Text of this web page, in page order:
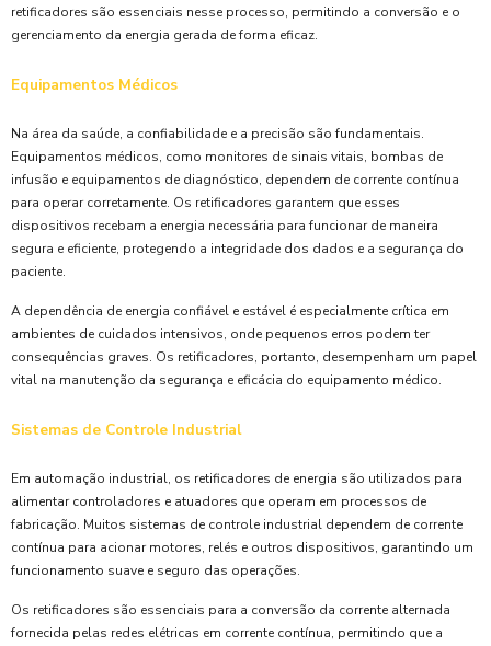
retificadores são essenciais nesse processo, permitindo a conversão e o
gerenciamento da energia gerada de forma eficaz.
Equipamentos Médicos
Na área da saúde, a confiabilidade e a precisão são fundamentais.
Equipamentos médicos, como monitores de sinais vitais, bombas de
infusão e equipamentos de diagnóstico, dependem de corrente contínua
para operar corretamente. Os retificadores garantem que esses
dispositivos recebam a energia necessária para funcionar de maneira
segura e eficiente, protegendo a integridade dos dados e a segurança do
paciente.
A dependência de energia confiável e estável é especialmente crítica em
ambientes de cuidados intensivos, onde pequenos erros podem ter
consequências graves. Os retificadores, portanto, desempenham um papel
vital na manutenção da segurança e eficácia do equipamento médico.
Sistemas de Controle Industrial
Em automação industrial, os retificadores de energia são utilizados para
alimentar controladores e atuadores que operam em processos de
fabricação. Muitos sistemas de controle industrial dependem de corrente
contínua para acionar motores, relés e outros dispositivos, garantindo um
funcionamento suave e seguro das operações.
Os retificadores são essenciais para a conversão da corrente alternada
fornecida pelas redes elétricas em corrente contínua, permitindo que a